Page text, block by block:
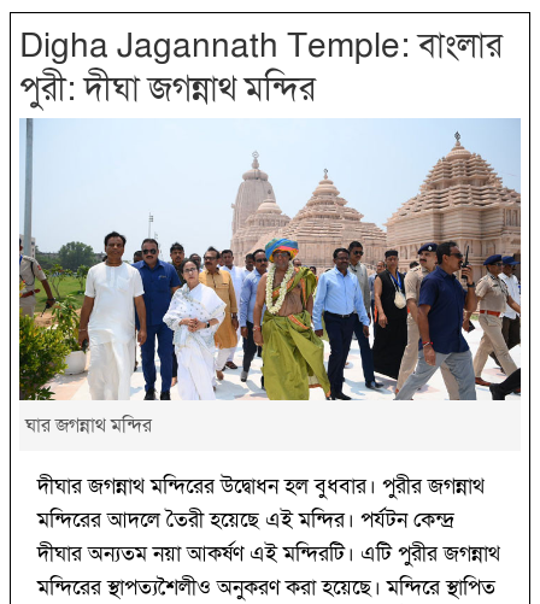
Digha Jagannath Temple: বাংলার
পুরী: দীঘা জগন্নাথ মন্দির
ঘার জগন্নাথ মন্দির
দীঘার জগন্নাথ মন্দিরের উদ্বোধন হল বুধবার। পুরীর জগন্নাথ
মন্দিরের আদলে তৈরী হয়েছে এই মন্দির। পর্যটন কেন্দ্র
দীঘার অন্যতম নয়া আকর্ষণ এই মন্দিরটি। এটি পুরীর জগন্নাথ
মন্দিরের স্থাপত্যশৈলীও অনুকরণ করা হয়েছে। মন্দিরে স্থাপিত